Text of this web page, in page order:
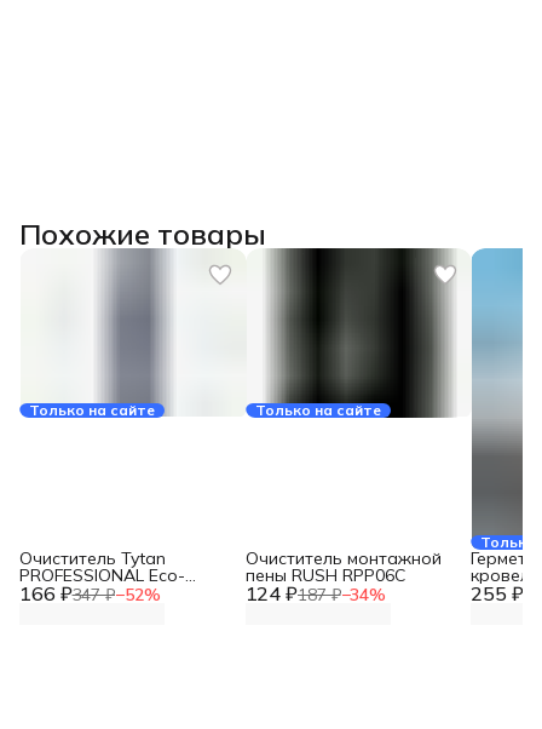
Похожие товары
Только на сайте
166 ₽347 ₽−52%
Очиститель Tytan
PROFESSIONAL Еco-
Cleaner 500 мл 246004
Только на сайте
124 ₽187 ₽−34%
Очиститель монтажной
пены RUSH RPP06C
Только
255 ₽
310 мл,